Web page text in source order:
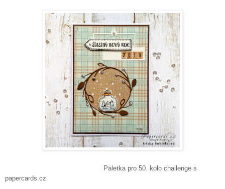
Paletka pro 50. kolo challenge s
papercards.cz